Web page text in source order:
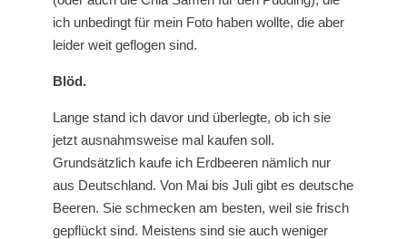
ich unbedingt für mein Foto haben wollte, die aber
leider weit geflogen sind.
Blöd.
Lange stand ich davor und überlegte, ob ich sie
jetzt ausnahmsweise mal kaufen soll.
Grundsätzlich kaufe ich Erdbeeren nämlich nur
aus Deutschland. Von Mai bis Juli gibt es deutsche
Beeren. Sie schmecken am besten, weil sie frisch
gepflückt sind. Meistens sind sie auch weniger